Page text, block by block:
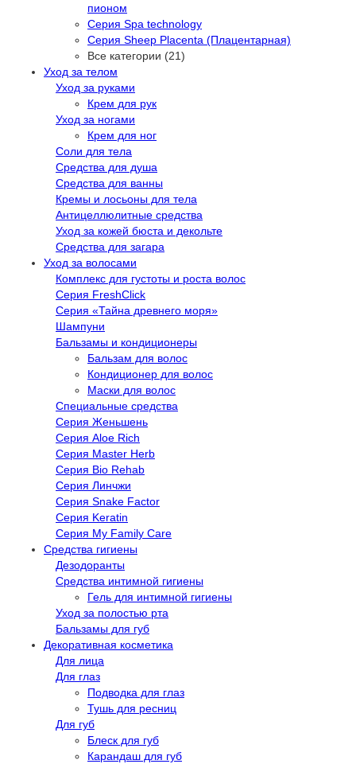
пионом
Серия Spa technology
Серия Sheep Placenta (Плацентарная)
Все категории (21)
Уход за телом
Уход за руками
Крем для рук
Уход за ногами
Крем для ног
Соли для тела
Средства для душа
Средства для ванны
Кремы и лосьоны для тела
Антицеллюлитные средства
Уход за кожей бюста и декольте
Средства для загара
Уход за волосами
Комплекс для густоты и роста волос
Серия FreshClick
Серия «Тайна древнего моря»
Шампуни
Бальзамы и кондиционеры
Бальзам для волос
Кондиционер для волос
Маски для волос
Специальные средства
Серия Женьшень
Серия Aloe Rich
Серия Master Herb
Серия Bio Rehab
Серия Линчжи
Серия Snake Factor
Серия Keratin
Серия My Family Care
Средства гигиены
Дезодоранты
Средства интимной гигиены
Гель для интимной гигиены
Уход за полостью рта
Бальзамы для губ
Декоративная косметика
Для лица
Для глаз
Подводка для глаз
Тушь для ресниц
Для губ
Блеск для губ
Карандаш для губ